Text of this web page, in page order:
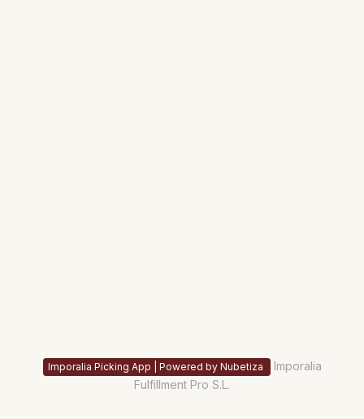
Imporalia Picking App | Powered by Nubetiza
Imporalia
Fulfillment Pro S.L.